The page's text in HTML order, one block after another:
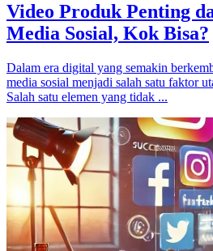
Video Produk Penting
Media Sosial, Kok Bisa?
Dalam era digital yang semakin
media sosial menjadi salah satu faktor
Salah satu elemen yang tidak ...